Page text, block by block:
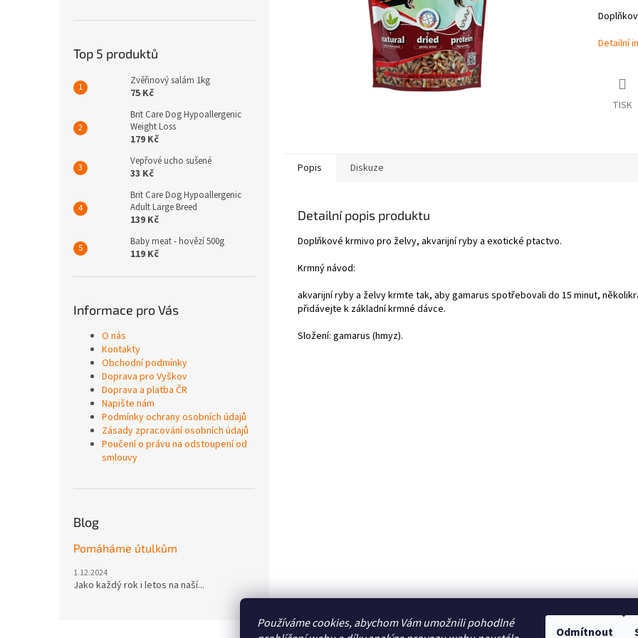
Používáme cookies, abychom Vám umožnili pohodlné
Odmítnout
Top 5 produktů
Zvěřinový salám 1kg
75 Kč
Brit Care Dog Hypoallergenic
Weight Loss
179 Kč
Vepřové ucho sušené
33 Kč
Brit Care Dog Hypoallergenic
Adult Large Breed
139 Kč
Baby meat - hovězí 500g
119 Kč
Informace pro Vás
O nás
Kontakty
Obchodní podmínky
Doprava pro Vyškov
Doprava a platba ČR
Napište nám
Podmínky ochrany osobních údajů
Zásady zpracování osobních údajů
Poučení o právu na odstoupení od
smlouvy
Blog
Pomáháme útulkům
1.12.2024
Jako každý rok i letos na naší...
Detailní
TISK
Popis Diskuze
Detailní popis produktu
Doplňkové krmivo pro želvy, akvarijní ryby a exotické ptactvo.
Krmný návod:
akvarijní ryby a želvy krmte tak, aby gamarus spotřebovali do 15 minut,
přidávejte k základní krmné dávce.
Složení: gamarus (hmyz).